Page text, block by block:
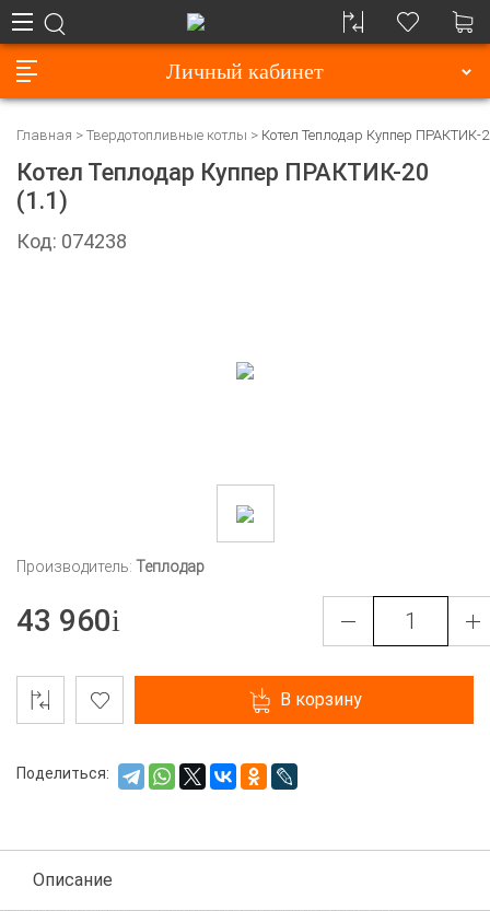
Личный кабинет
Главная Твердотопливные котлы Котел Теплодар Куппер ПРАКТИК-
Котел Теплодар Куппер ПРАКТИК-20
(1.1)
Код: 074238
Производитель: Теплодар
43 960
В корзину
Поделиться:
Описание